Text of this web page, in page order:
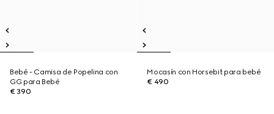
Bebé - Camisa de Popelina con
GG para Bebé
€ 390
Mocasín con Horsebit para bebé
€ 490